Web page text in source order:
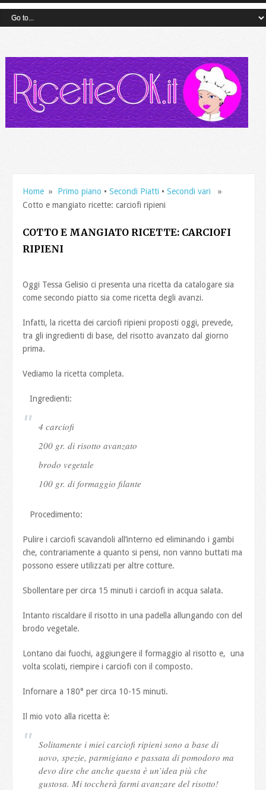
Home » Primo piano •Secondi Piatti •Secondi vari »
Cotto e mangiato ricette: carciofi ripieni
COTTO E MANGIATO RICETTE: CARCIOFI
RIPIENI
Oggi Tessa Gelisio ci presenta una ricetta da catalogare sia
come secondo piatto sia come ricetta degli avanzi.
Infatti, la ricetta dei carciofi ripieni proposti oggi, prevede,
tra gli ingredienti di base, del risotto avanzato dal giorno
prima.
Vediamo la ricetta completa.
Ingredienti:
4 carciofi
200 gr. di risotto avanzato
brodo vegetale
100 gr. di formaggio filante
Procedimento:
Pulire i carciofi scavandoli all’interno ed eliminando i gambi
che, contrariamente a quanto si pensi, non vanno buttati ma
possono essere utilizzati per altre cotture.
Sbollentare per circa 15 minuti i carciofi in acqua salata.
Intanto riscaldare il risotto in una padella allungando con del
brodo vegetale.
Lontano dai fuochi, aggiungere il formaggio al risotto e, una
volta scolati, riempire i carciofi con il composto.
Infornare a 180° per circa 10-15 minuti.
Il mio voto alla ricetta è:
Solitamente i miei carciofi ripieni sono a base di
uovo, spezie, parmigiano e passata di pomodoro ma
devo dire che anche questa è un’idea più che
gustosa. Mi toccherà farmi avanzare del risotto!